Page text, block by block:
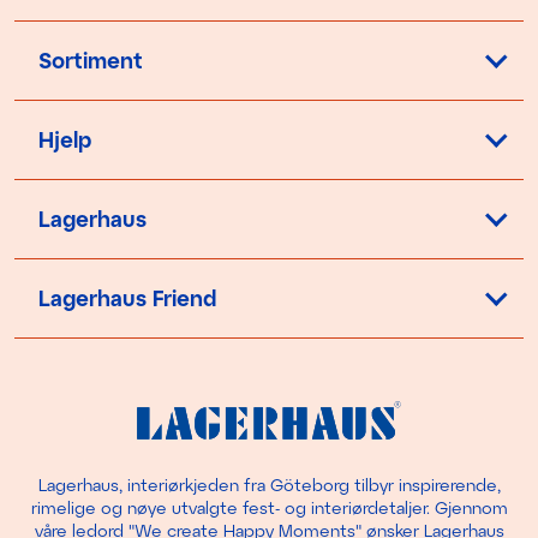
Sortiment
Hjelp
Lagerhaus
Lagerhaus Friend
Lagerhaus, interiørkjeden fra Göteborg tilbyr inspirerende,
rimelige og nøye utvalgte fest- og interiørdetaljer. Gjennom
våre ledord "We create Happy Moments" ønsker Lagerhaus